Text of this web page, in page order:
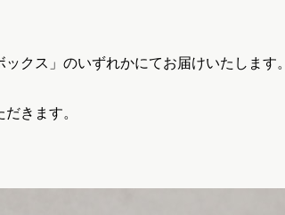
クス」のいずれかにてお届けいたします。
きます。